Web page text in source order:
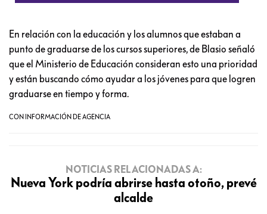
En relación con la educación y los alumnos que estaban a
punto de graduarse de los cursos superiores, de Blasio señaló
que el Ministerio de Educación consideran esto una prioridad
y están buscando cómo ayudar a los jóvenes para que logren
graduarse en tiempo y forma.
CON INFORMACIÓN DE AGENCIA
NOTICIAS RELACIONADAS A:
Nueva York podría abrirse hasta otoño, prevé
alcalde